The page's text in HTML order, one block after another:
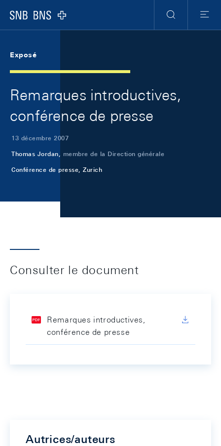
Logo
RechercheMenu
Exposé
Remarques introductives,
conférence de presse
13 décembre 2007
Thomas Jordan, membre de la Direction générale
Conférence de presse, Zurich
Consulter le document
Remarques introductives,
conférence de presse
Autrices/auteurs